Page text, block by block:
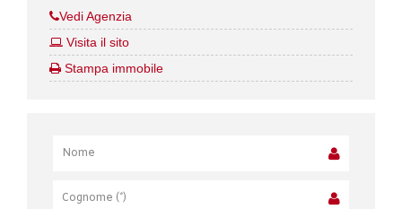
Vedi Agenzia
Visita il sito
Stampa immobile